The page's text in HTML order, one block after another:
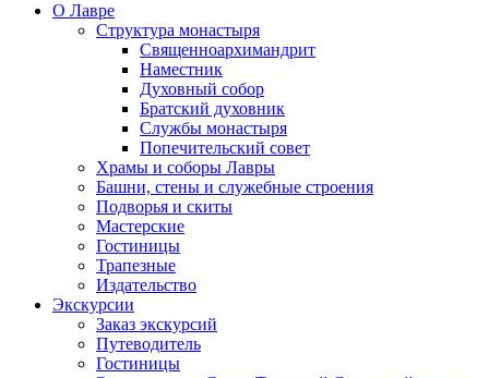
О Лавре
Структура монастыря
Священноархимандрит
Наместник
Духовный собор
Братский духовник
Службы монастыря
Попечительский совет
Храмы и соборы Лавры
Башни, стены и служебные строения
Подворья и скиты
Мастерские
Гостиницы
Трапезные
Издательство
Экскурсии
Заказ экскурсий
Путеводитель
Гостиницы